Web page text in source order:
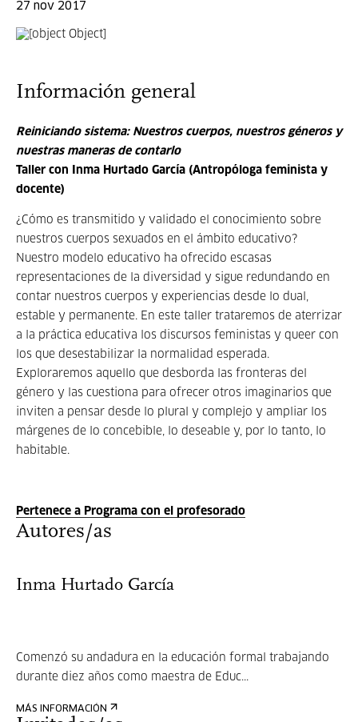
27 nov 2017
Información general
Reiniciando sistema: Nuestros cuerpos, nuestros géneros y
nuestras maneras de contarlo
Taller con Inma Hurtado García (Antropóloga feminista y
docente)
¿Cómo es transmitido y validado el conocimiento sobre
nuestros cuerpos sexuados en el ámbito educativo?
Nuestro modelo educativo ha ofrecido escasas
representaciones de la diversidad y sigue redundando en
contar nuestros cuerpos y experiencias desde lo dual,
estable y permanente. En este taller trataremos de aterrizar
a la práctica educativa los discursos feministas y queer con
los que desestabilizar la normalidad esperada.
Exploraremos aquello que desborda las fronteras del
género y las cuestiona para ofrecer otros imaginarios que
inviten a pensar desde lo plural y complejo y ampliar los
márgenes de lo concebible, lo deseable y, por lo tanto, lo
habitable.
Pertenece a Programa con el profesorado
Autores/as
Inma Hurtado García
Comenzó su andadura en la educación formal trabajando
durante diez años como maestra de Educ...
MÁS INFORMACIÓN